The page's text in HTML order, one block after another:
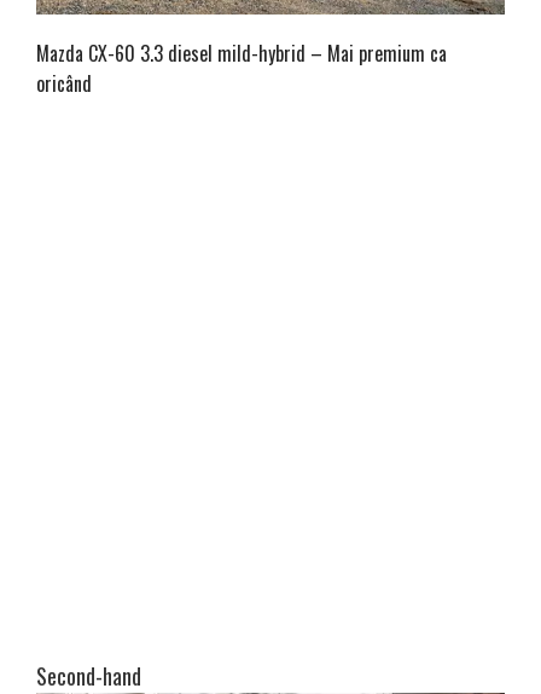
Mazda CX-60 3.3 diesel mild-hybrid – Mai premium ca
oricând
Second-hand